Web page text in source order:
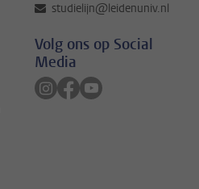
studielijn@leidenuniv.nl
Volg ons op Social
Media
Volg ons op instagram
Volg ons op facebook
Volg ons op